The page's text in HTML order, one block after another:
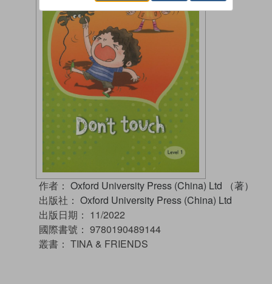
作者： Oxford University Press (China) Ltd （著）
出版社： Oxford University Press (China) Ltd
出版日期： 11/2022
國際書號： 9780190489144
叢書： TINA & FRIENDS